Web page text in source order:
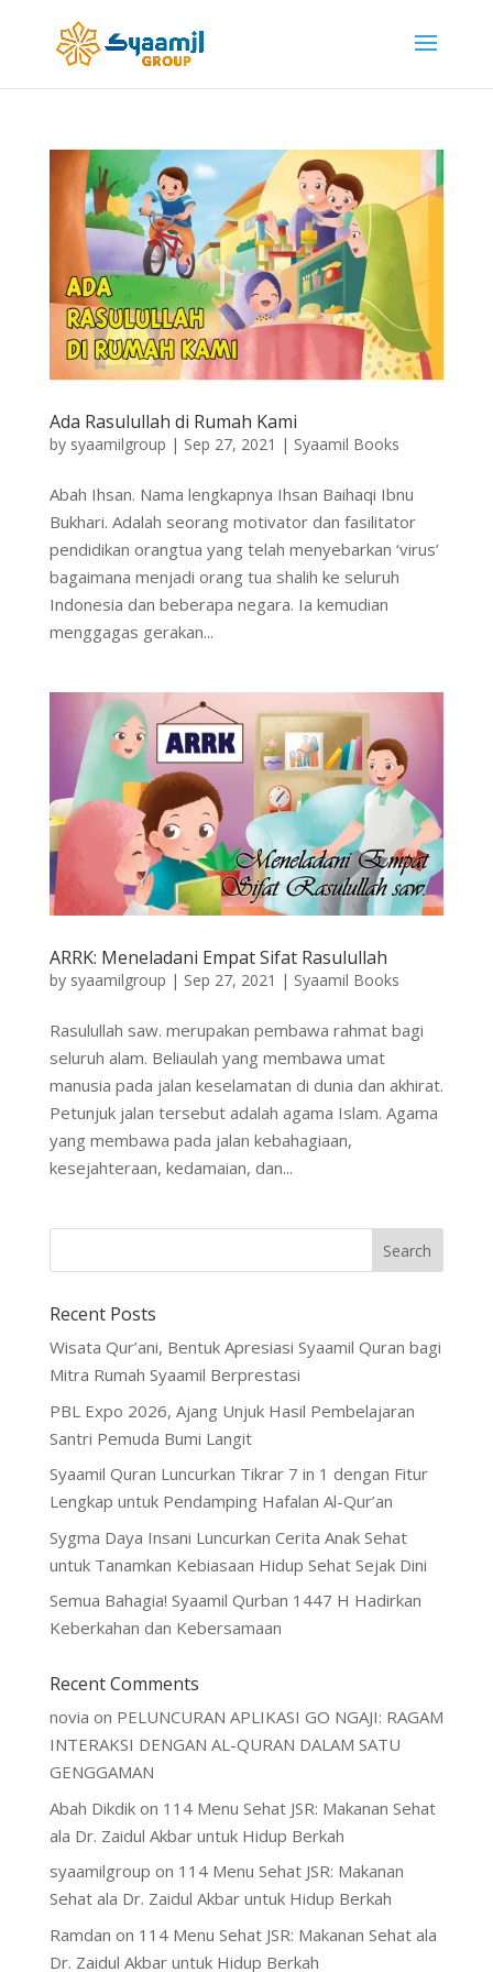
Ada Rasulullah di Rumah Kami
by syaamilgroup | Sep 27, 2021 | Syaamil Books
Abah Ihsan. Nama lengkapnya Ihsan Baihaqi Ibnu
Bukhari. Adalah seorang motivator dan fasilitator
pendidikan orangtua yang telah menyebarkan ‘virus’
bagaimana menjadi orang tua shalih ke seluruh
Indonesia dan beberapa negara. Ia kemudian
menggagas gerakan...
ARRK: Meneladani Empat Sifat Rasulullah
by syaamilgroup | Sep 27, 2021 | Syaamil Books
Rasulullah saw. merupakan pembawa rahmat bagi
seluruh alam. Beliaulah yang membawa umat
manusia pada jalan keselamatan di dunia dan akhirat.
Petunjuk jalan tersebut adalah agama Islam. Agama
yang membawa pada jalan kebahagiaan,
kesejahteraan, kedamaian, dan...
Recent Posts
Wisata Qur’ani, Bentuk Apresiasi Syaamil Quran bagi
Mitra Rumah Syaamil Berprestasi
PBL Expo 2026, Ajang Unjuk Hasil Pembelajaran
Santri Pemuda Bumi Langit
Syaamil Quran Luncurkan Tikrar 7 in 1 dengan Fitur
Lengkap untuk Pendamping Hafalan Al-Qur’an
Sygma Daya Insani Luncurkan Cerita Anak Sehat
untuk Tanamkan Kebiasaan Hidup Sehat Sejak Dini
Semua Bahagia! Syaamil Qurban 1447 H Hadirkan
Keberkahan dan Kebersamaan
Recent Comments
novia on PELUNCURAN APLIKASI GO NGAJI: RAGAM
INTERAKSI DENGAN AL-QURAN DALAM SATU
GENGGAMAN
Abah Dikdikon 114 Menu Sehat JSR: Makanan Sehat
ala Dr. Zaidul Akbar untuk Hidup Berkah
syaamilgroup on 114 Menu Sehat JSR: Makanan
Sehat ala Dr. Zaidul Akbar untuk Hidup Berkah
Ramdan on 114 Menu Sehat JSR: Makanan Sehat ala
Dr. Zaidul Akbar untuk Hidup Berkah